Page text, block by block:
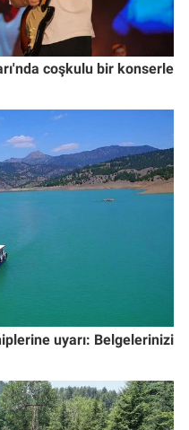
coşkulu bir konserle
uyarı: Belgelerinizi